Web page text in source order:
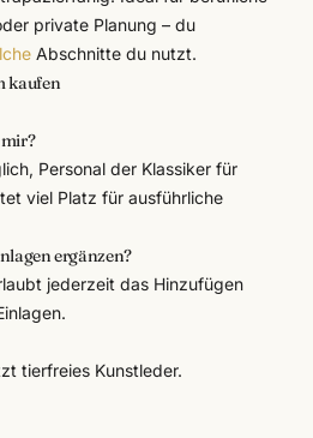
private Planung – du
Abschnitte du nutzt.
kaufen
Personal der Klassiker für
viel Platz für ausführliche
ergänzen?
jederzeit das Hinzufügen
tierfreies Kunstleder.